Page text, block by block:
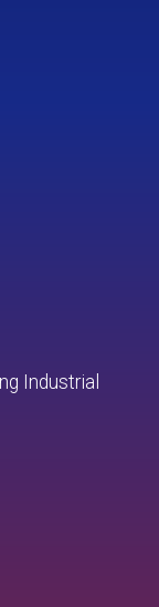
Industrial